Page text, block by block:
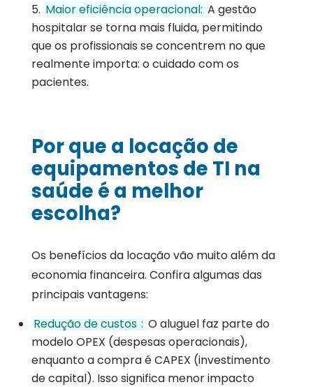
Maior eficiência operacional: A gestão
hospitalar se torna mais fluida, permitindo
que os profissionais se concentrem no que
realmente importa: o cuidado com os
pacientes.
Por que a locação de
equipamentos de TI na
saúde é a melhor
escolha?
Os benefícios da locação vão muito além da
economia financeira. Confira algumas das
principais vantagens:
Redução de custos : O aluguel faz parte do
modelo OPEX (despesas operacionais),
enquanto a compra é CAPEX (investimento
de capital). Isso significa menor impacto